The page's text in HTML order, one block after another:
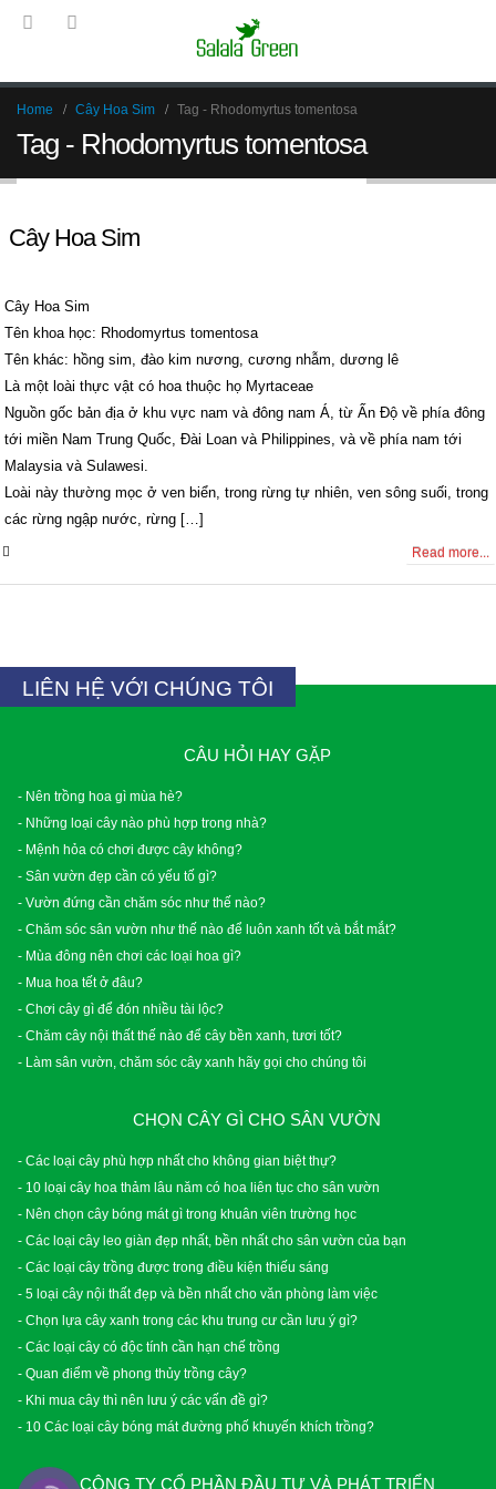
Home Cây Hoa Sim Tag - Rhodomyrtus tomentosa
Tag - Rhodomyrtus tomentosa
Cây Hoa Sim
Cây Hoa Sim
Tên khoa học: Rhodomyrtus tomentosa
Tên khác: hồng sim, đào kim nương, cương nhẫm, dương lê
Là một loài thực vật có hoa thuộc họ Myrtaceae
Nguồn gốc bản địa ở khu vực nam và đông nam Á, từ Ấn Độ về phía đông
tới miền Nam Trung Quốc, Đài Loan và Philippines, và về phía nam tới
Malaysia và Sulawesi.
Loài này thường mọc ở ven biển, trong rừng tự nhiên, ven sông suối, trong
các rừng ngập nước, rừng […]
Read more...
LIÊN HỆ VỚI CHÚNG TÔI
CÂU HỎI HAY GẶP
- Nên trồng hoa gì mùa hè?
- Những loại cây nào phù hợp trong nhà?
- Mệnh hỏa có chơi được cây không?
- Sân vườn đẹp cần có yếu tố gì?
- Vườn đứng cần chăm sóc như thế nào?
- Chăm sóc sân vườn như thế nào để luôn xanh tốt và bắt mắt?
- Mùa đông nên chơi các loại hoa gì?
- Mua hoa tết ở đâu?
- Chơi cây gì để đón nhiều tài lộc?
- Chăm cây nội thất thế nào để cây bền xanh, tươi tốt?
- Làm sân vườn, chăm sóc cây xanh hãy gọi cho chúng tôi
CHỌN CÂY GÌ CHO SÂN VƯỜN
- Các loại cây phù hợp nhất cho không gian biệt thự?
- 10 loại cây hoa thảm lâu năm có hoa liên tục cho sân vườn
- Nên chọn cây bóng mát gì trong khuân viên trường học
- Các loại cây leo giàn đẹp nhất, bền nhất cho sân vườn của bạn
- Các loại cây trồng được trong điều kiện thiếu sáng
- 5 loại cây nội thất đẹp và bền nhất cho văn phòng làm việc
- Chọn lựa cây xanh trong các khu trung cư cần lưu ý gì?
- Các loại cây có độc tính cần hạn chế trồng
- Quan điểm về phong thủy trồng cây?
- Khi mua cây thì nên lưu ý các vấn đề gì?
- 10 Các loại cây bóng mát đường phố khuyến khích trồng?
CÔNG TY CỔ PHẦN ĐẦU TƯ VÀ PHÁT TRIỂN